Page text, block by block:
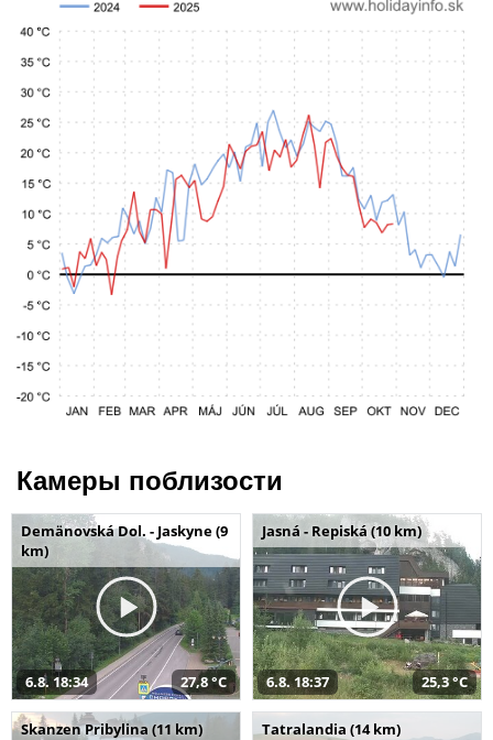
Камеры поблизости
Demänovská Dol. - Jaskyne (9
km)
6.8. 18:34 27,8 °C
Jasná - Repiská (10 km)
6.8. 18:37 25,3 °C
Skanzen Pribylina (11 km) Tatralandia (14 km)